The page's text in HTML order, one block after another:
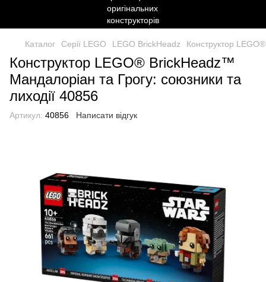
Каталог Серії LEGO LEGO BrickHeadz Конструктор
Конструктор LEGO® BrickHeadz™
Мандалоріан та Грогу: союзники та
лиходії 40856
Артикул: 40856 Написати відгук